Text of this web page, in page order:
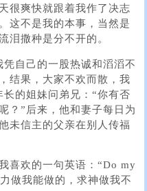
很爽快就跟着我作了决志
这不是我的本事，当然是
泪撒种是分不开的。
自己的一股热诚和滔滔不
结果，大家不欢而散，我
的姐妹问弟兄：“你有否
？”后来，他和妻子每日为
未信主的父亲在别人传福
喜欢的一句英语：“Do my
做我能做的，求神做我不